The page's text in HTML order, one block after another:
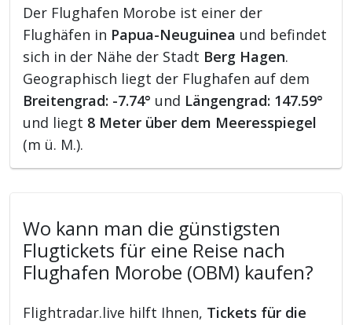
Der Flughafen Morobe ist einer der
Flughäfen in Papua-Neuguinea und befindet
sich in der Nähe der Stadt Berg Hagen.
Geographisch liegt der Flughafen auf dem
Breitengrad: -7.74° und Längengrad: 147.59°
und liegt 8 Meter über dem Meeresspiegel
(m ü. M.).
Wo kann man die günstigsten
Flugtickets für eine Reise nach
Flughafen Morobe (OBM) kaufen?
Flightradar.live hilft Ihnen, Tickets für die